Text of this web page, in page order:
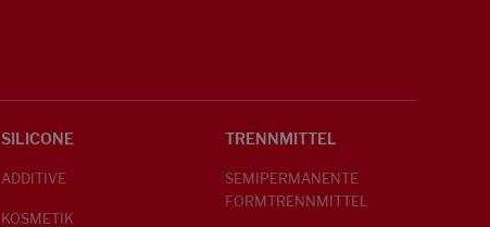
SILICONE
ADDITIVE
KOSMETIK
TRENNMITTEL
SEMIPERMANENTE
FORMTRENNMITTEL